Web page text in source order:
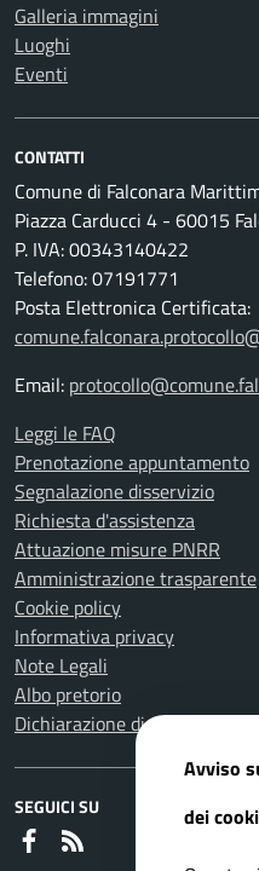
Galleria immagini
Luoghi
Eventi
CONTATTI
Comune di Falconara
Piazza Carducci 4 - 60015
P. IVA: 00343140422
Telefono: 07191771
Posta Elettronica Certificata:
Email:
Leggi le FAQ
Prenotazione appuntamento
Segnalazione disservizio
Richiesta d'assistenza
Attuazione misure PNRR
Amministrazione trasparente
Cookie policy
Informativa privacy
Note Legali
Albo pretorio
Dichiarazione di accessibilità
SEGUICI SU
Faceboook
Avviso
dei